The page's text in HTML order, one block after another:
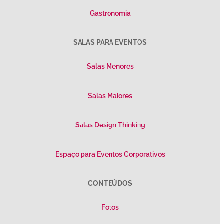
Gastronomia
SALAS PARA EVENTOS
Salas Menores
Salas Maiores
Salas Design Thinking
Espaço para Eventos Corporativos
CONTEÚDOS
Fotos